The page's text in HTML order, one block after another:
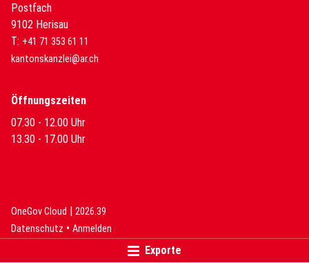
Exporte
Postfach
9102 Herisau
T: +41 71 353 61 11
kantonskanzlei@ar.ch
Öffnungszeiten
07.30 - 12.00 Uhr
13.30 - 17.00 Uhr
OneGov Cloud (External Link)
| 2026.39
Datenschutz (External Link)
Anmelden